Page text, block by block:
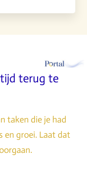
terug te
taken die je had
en groei. Laat dat